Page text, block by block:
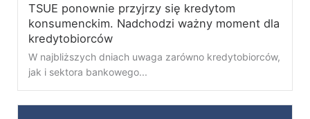
TSUE ponownie przyjrzy się kredytom
konsumenckim. Nadchodzi ważny moment dla
kredytobiorców
W najbliższych dniach uwaga zarówno kredytobiorców,
jak i sektora bankowego...